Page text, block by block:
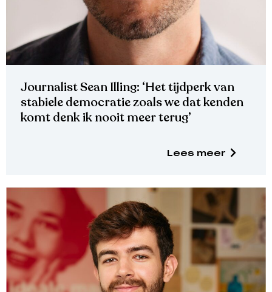
Journalist Sean Illing: ‘Het tijdperk van
stabiele democratie zoals we dat kenden
komt denk ik nooit meer terug’
Lees meer